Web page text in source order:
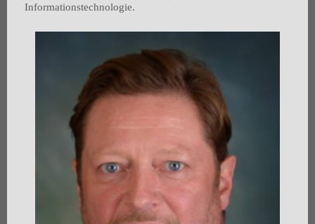
Informationstechnologie.